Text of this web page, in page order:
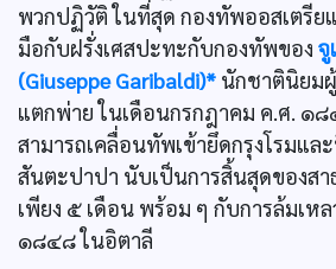
พวกปฏิวัติ ในที่สุด กองทัพออสเตรีย
มือกับฝรั่งเศสปะทะกับกองทัพของ จู
(Giuseppe Garibaldi)* นักชาตินิยม
แตกพ่าย ในเดือนกรกฎาคม ค.ศ. ๑
สามารถเคลื่อนทัพเข้ายึดกรุงโรมแ
สันตะปาปา นับเป็นการสิ้นสุดของส
เพียง ๕ เดือน พร้อม ๆ กับการล้มเห
๑๘๔๘ ในอิตาลี